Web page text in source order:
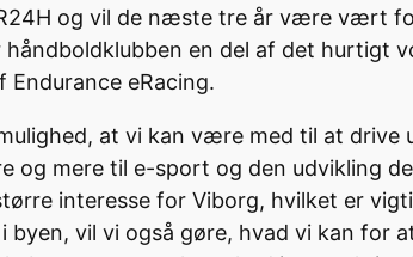
og vil de næste tre år være vært
håndboldklubben en del af det
eRacing.
at vi kan være med til at
og mere til e-sport og den udvikling
interesse for Viborg, hvilket er
byen, vil vi også gøre, hvad vi kan